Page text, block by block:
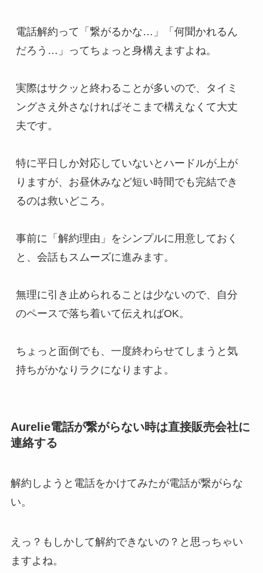
電話解約って「繋がるかな…」「何聞かれるん
だろう…」ってちょっと身構えますよね。
実際はサクッと終わることが多いので、タイミ
ングさえ外さなければそこまで構えなくて大丈
夫です。
特に平日しか対応していないとハードルが上が
りますが、お昼休みなど短い時間でも完結でき
るのは救いどころ。
事前に「解約理由」をシンプルに用意しておく
と、会話もスムーズに進みます。
無理に引き止められることは少ないので、自分
のペースで落ち着いて伝えればOK。
ちょっと面倒でも、一度終わらせてしまうと気
持ちがかなりラクになりますよ。
Aurelie電話が繋がらない時は直接販売会社に
連絡する
解約しようと電話をかけてみたが電話が繋がらな
い。
えっ？もしかして解約できないの？と思っちゃい
ますよね。